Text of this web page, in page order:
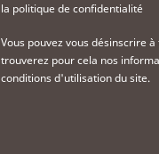
la politique de confidentialité
Vous pouvez vous désinscrire
trouverez pour cela nos
conditions d'utilisation du site.